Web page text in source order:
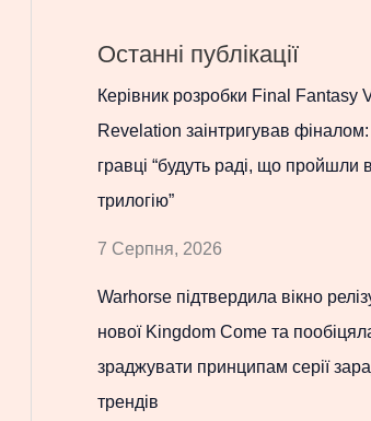
Останні публікації
Керівник розробки Final Fantasy
Revelation заінтригував фіналом:
гравці “будуть раді, що пройшли
трилогію”
7 Серпня, 2026
Warhorse підтвердила вікно
нової Kingdom Come та
зраджувати принципам серії
трендів